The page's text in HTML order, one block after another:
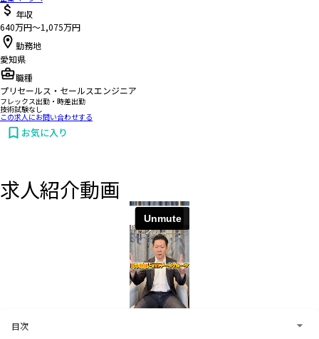
年収
640万円〜1,075万円
勤務地
愛知県
職種
プリセールス・セールスエンジニア
フレックス出勤・時差出勤
技術試験なし
この求人にお問い合わせする
お気に入り
お問い合わせする
求人紹介動画
目次